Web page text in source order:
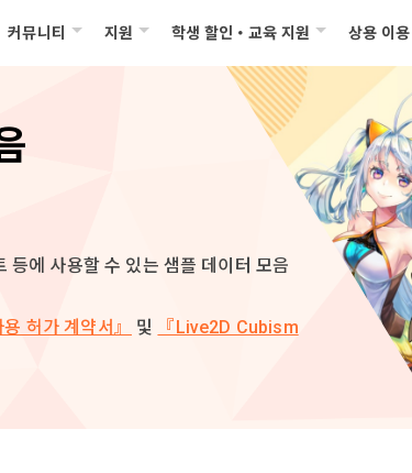
커뮤니티 지원 학생 할인・교육 지원 상용 이용
에 사용할 수 있는 샘플 데이터 모음
허가 계약서』 및
『Live2D Cubism